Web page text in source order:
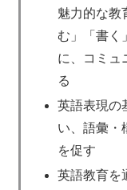
魅力的な教
む」「書く
に、コミュ
る
英語表現の
い、語彙・
を促す
英語教育を